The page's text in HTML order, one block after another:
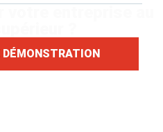
DÉMONSTRATION